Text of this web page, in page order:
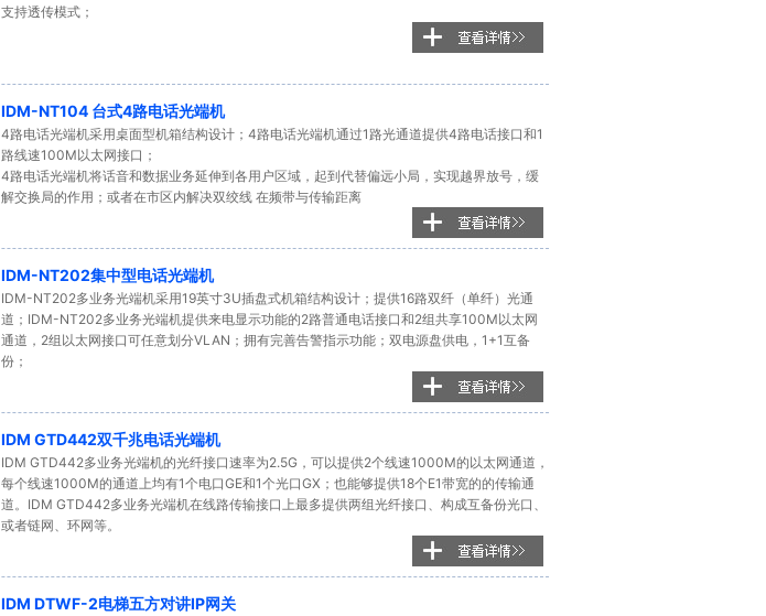
支持透传模式；
IDM-NT104 台式4路电话光端机
4路电话光端机采用桌面型机箱结构设计；4路电话光端机通过1路光通道提供4路电话接口和1
路线速100M以太网接口；
4路电话光端机将话音和数据业务延伸到各用户区域，起到代替偏远小局，实现越界放号，缓
解交换局的作用；或者在市区内解决双绞线 在频带与传输距离
IDM-NT202集中型电话光端机
IDM-NT202多业务光端机采用19英寸3U插盘式机箱结构设计；提供16路双纤（单纤）光通
道；IDM-NT202多业务光端机提供来电显示功能的2路普通电话接口和2组共享100M以太网
通道，2组以太网接口可任意划分VLAN；拥有完善告警指示功能；双电源盘供电，1+1互备
份；
IDM GTD442双千兆电话光端机
IDM GTD442多业务光端机的光纤接口速率为2.5G，可以提供2个线速1000M的以太网通道，
每个线速1000M的通道上均有1个电口GE和1个光口GX；也能够提供18个E1带宽的的传输通
道。IDM GTD442多业务光端机在线路传输接口上最多提供两组光纤接口、构成互备份光口、
或者链网、环网等。
IDM DTWF-2电梯五方对讲IP网关